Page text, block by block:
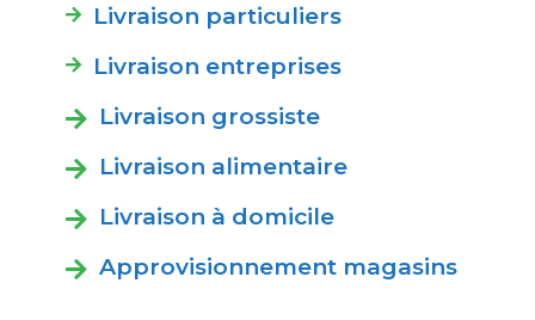
Livraison particuliers
Livraison entreprises
Livraison grossiste
Livraison alimentaire
Livraison à domicile
Approvisionnement magasins